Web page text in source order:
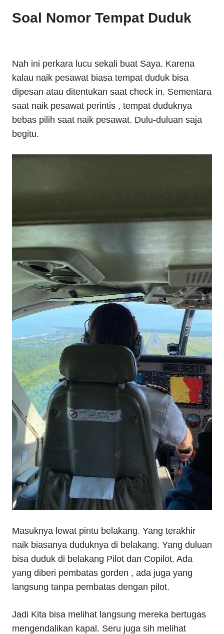
Soal Nomor Tempat Duduk
Nah ini perkara lucu sekali buat Saya. Karena
kalau naik pesawat biasa tempat duduk bisa
dipesan atau ditentukan saat check in. Sementara
saat naik pesawat perintis , tempat duduknya
bebas pilih saat naik pesawat. Dulu-duluan saja
begitu.
Masuknya lewat pintu belakang. Yang terakhir
naik biasanya duduknya di belakang. Yang duluan
bisa duduk di belakang Pilot dan Copilot. Ada
yang diberi pembatas gorden , ada juga yang
langsung tanpa pembatas dengan pilot.
Jadi Kita bisa melihat langsung mereka bertugas
mengendalikan kapal. Seru juga sih melihat